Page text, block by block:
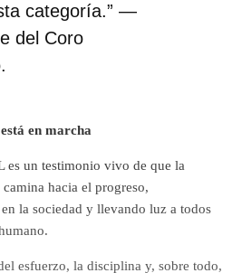
categoría.” —
del Coro
en marcha
es un testimonio vivo de que la
hacia el progreso,
la sociedad y llevando luz a todos
esfuerzo, la disciplina y, sobre todo,